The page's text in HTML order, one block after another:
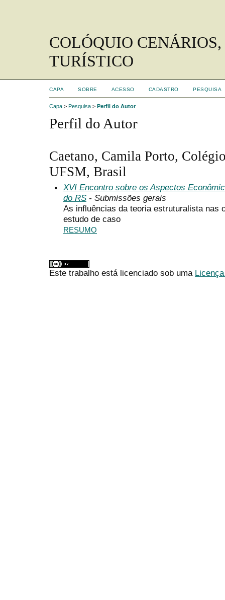
COLÓQUIO
TURÍSTICO
CAPA SOBRE ACESSO CADASTRO PESQUISA
Capa > Pesquisa > Perfil do Autor
Perfil do Autor
Caetano, Camila Porto,
UFSM, Brasil
XVI Encontro sobre os Aspectos
do RS - Submissões gerais
As influências da teoria estruturalista nas
estudo de caso
RESUMO
Este trabalho está licenciado sob uma